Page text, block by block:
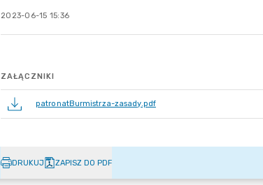
2023-06-15 15:36
ZAŁĄCZNIKI
patronatBurmistrza-zasady.pdf
DRUKUJ ZAPISZ DO PDF